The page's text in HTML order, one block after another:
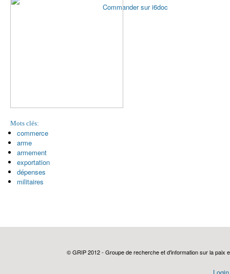
Commander sur i6doc
Mots clés:
commerce
arme
armement
exportation
dépenses
militaires
© GRIP 2012 - Groupe de recherche et d'information sur la paix
Login